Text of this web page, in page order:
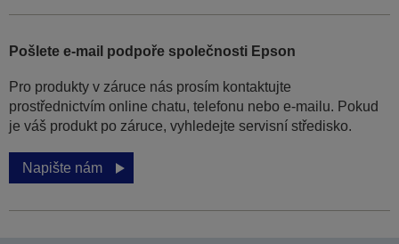
Pošlete e-mail podpoře společnosti Epson
Pro produkty v záruce nás prosím kontaktujte
prostřednictvím online chatu, telefonu nebo e-mailu. Pokud
je váš produkt po záruce, vyhledejte servisní středisko.
Napište nám